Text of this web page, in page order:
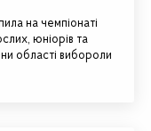
на чемпіонаті
юніорів та
області вибороли